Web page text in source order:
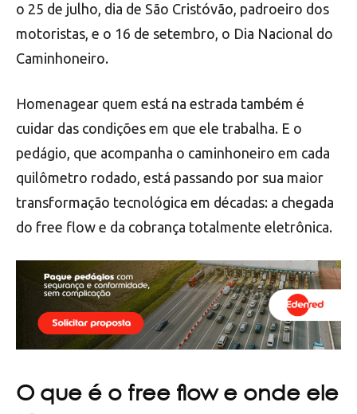
o 25 de julho, dia de São Cristóvão, padroeiro dos
motoristas, e o 16 de setembro, o Dia Nacional do
Caminhoneiro.
Homenagear quem está na estrada também é
cuidar das condições em que ele trabalha. E o
pedágio, que acompanha o caminhoneiro em cada
quilômetro rodado, está passando por sua maior
transformação tecnológica em décadas: a chegada
do free flow e da cobrança totalmente eletrônica.
O que é o free flow e onde ele